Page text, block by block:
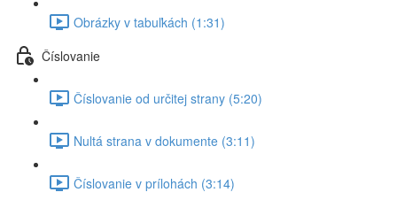
Obrázky v tabuľkách (1:31)
Číslovanie
Číslovanie od určitej strany (5:20)
Nultá strana v dokumente (3:11)
Číslovanie v prílohách (3:14)